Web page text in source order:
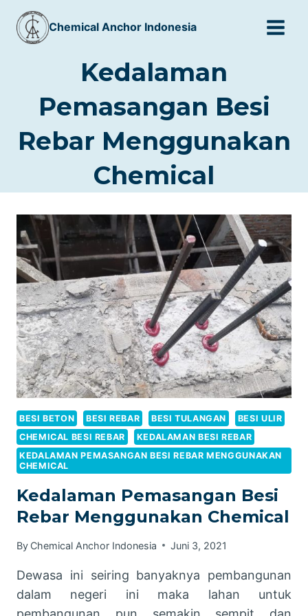
content
Chemical Anchor Indonesia
Kedalaman
Pemasangan Besi
Rebar Menggunakan
Chemical
BESI BETON BESI REBAR BESI TULANGAN
BESI ULIR
CHEMICAL BESI REBAR
KEDALAMAN BESI REBAR
KEDALAMAN PEMASANGAN BESI REBAR MENGGUNAKAN
CHEMICAL
Kedalaman Pemasangan Besi
Rebar Menggunakan Chemical
By Chemical Anchor Indonesia Juni 3, 2021
Dewasa ini seiring banyaknya pembangunan
dalam negeri ini maka lahan untuk